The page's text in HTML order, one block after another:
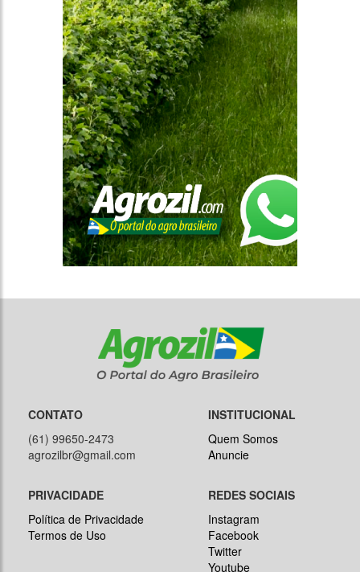
CONTATO
(61) 99650-2473
agrozilbr@gmail.com
INSTITUCIONAL
Quem Somos
Anuncie
PRIVACIDADE
Política de Privacidade
Termos de Uso
REDES SOCIAIS
Instagram
Facebook
Twitter
Youtube